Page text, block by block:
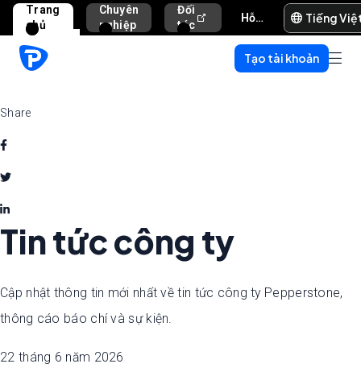
Trang
chủ
Chuyên
nghiệp
Đối
tác
Hỗ trợ và trợ giúp Tiếng
Tạo tài khoản
Share
Tin tức công ty
Cập nhật thông tin mới nhất về tin tức công ty Pepperstone,
thông cáo báo chí và sự kiện.
22 tháng 6 năm 2026